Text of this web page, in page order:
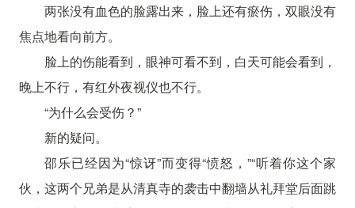
两张没有血色的脸露出来，脸上还有瘀伤，双眼没有
焦点地看向前方。
脸上的伤能看到，眼神可看不到，白天可能会看到，
晚上不行，有红外夜视仪也不行。
“为什么会受伤？”
新的疑问。
邵乐已经因为“惊讶”而变得“愤怒，”“听着你这个家
伙，这两个兄弟是从清真寺的袭击中翻墙从礼拜堂后面跳